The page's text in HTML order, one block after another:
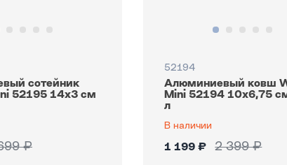
сотейник
52195 14х3 см
₽
52194
Алюминиевый ковш
Mini 52194 10х6,75
л
В наличии
1 199 ₽ 2 399 ₽